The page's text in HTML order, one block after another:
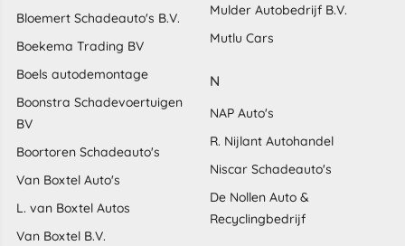
Bloemert Schadeauto's B.V.
Boekema Trading BV
Boels autodemontage
Boonstra Schadevoertuigen
BV
Boortoren Schadeauto's
Van Boxtel Auto's
L. van Boxtel Autos
Van Boxtel B.V.
Mulder Autobedrijf B.V.
Mutlu Cars
N
NAP Auto's
R. Nijlant Autohandel
Niscar Schadeauto's
De Nollen Auto &
Recyclingbedrijf